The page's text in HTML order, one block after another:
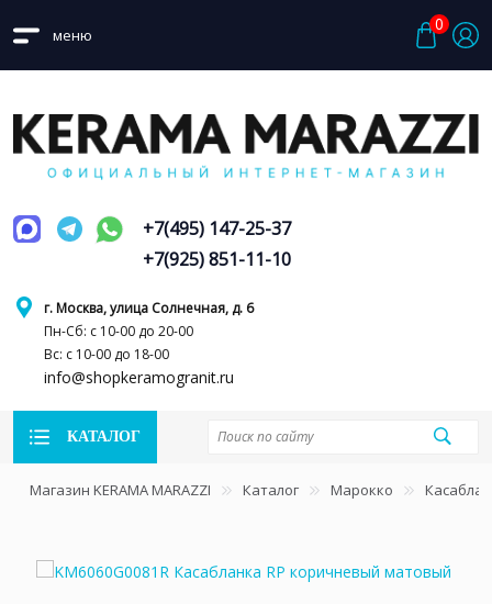
меню
0
г. Москва, улица Солнечная, д. 6
Пн-Сб: с 10-00 до 20-00
Вс: с 10-00 до 18-00
info@shopkeramogranit.ru
+7(495) 147-25-37
+7(925) 851-11-10
КАТАЛОГ
Магазин KERAMA MARAZZI Каталог Марокко